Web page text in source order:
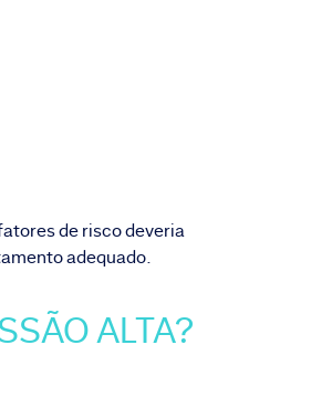
de risco deveria
adequado.
ALTA?